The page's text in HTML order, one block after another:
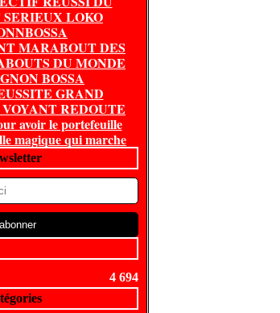
LOKO
MARABOUT DES
DU MONDE
BOSSA
GRAND
REDOUTE
avoir le portefeuille
magique qui marche
4 694